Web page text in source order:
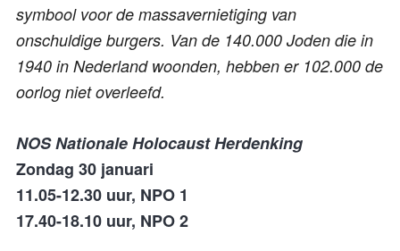
symbool voor de massavernietiging van
onschuldige burgers. Van de 140.000 Joden die in
1940 in Nederland woonden, hebben er 102.000 de
oorlog niet overleefd.
NOS Nationale Holocaust Herdenking
Zondag 30 januari
11.05-12.30 uur, NPO 1
17.40-18.10 uur, NPO 2